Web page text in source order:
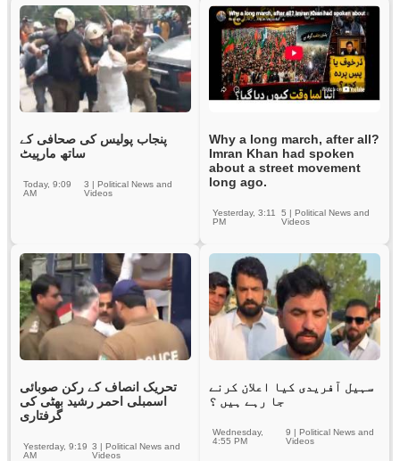
پنجاب پولیس کی صحافی کے
ساتھ مارپیٹ
3 | Political News and
Videos
Today, 9:09
AM
Why a long march, after all?
Imran Khan had spoken
about a street movement
long ago.
5 |Political News and
Videos
Yesterday, 3:11
PM
تحریک انصاف کے رکن صوبائی
اسمبلی احمر رشید بھٹی کی
گرفتاری
3 |Political News and
Videos
Yesterday, 9:19
AM
سہیل آفریدی کیا اعلان کرنے
جا رہے ہیں ؟
9 |Political News and
Videos
Wednesday,
4:55 PM